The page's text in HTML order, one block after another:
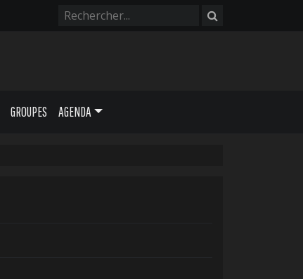
GROUPES AGENDA